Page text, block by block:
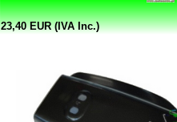
23,40 EUR (IVA Inc.)